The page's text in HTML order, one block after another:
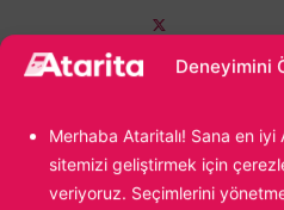
Deneyimini
Merhaba Ataritalı! Sana en
sitemizi geliştirmek için
veriyoruz. Seçimlerini